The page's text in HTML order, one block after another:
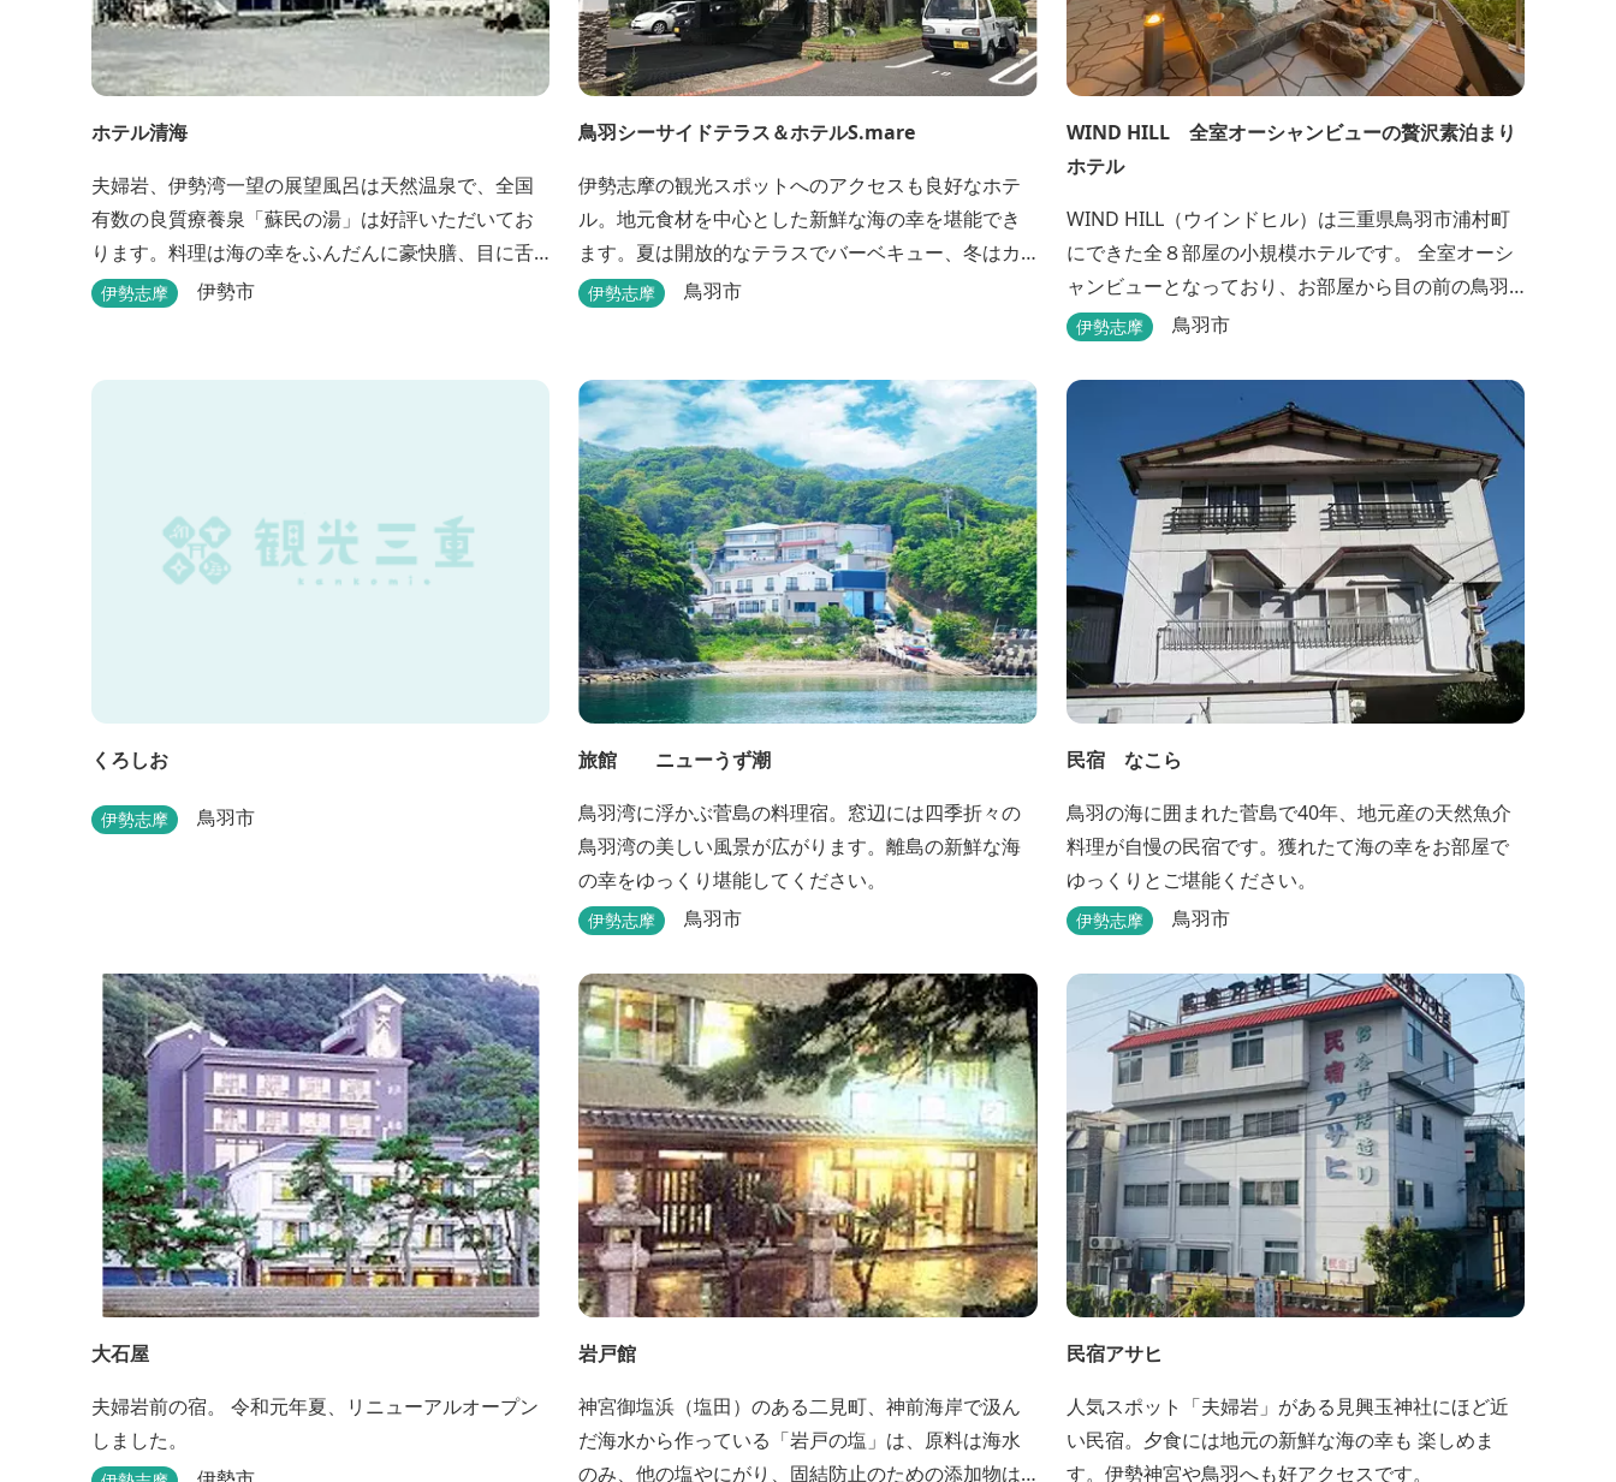
ホテル清海
夫婦岩、伊勢湾一望の展望風呂は天然温泉で、全国
有数の良質療養泉「蘇民の湯」は好評いただいてお
ります。料理は海の幸をふんだんに豪快膳、目に舌
に語りかけます。 平成１６年９月に露天風呂がオー
伊勢志摩 伊勢市
鳥羽シーサイドテラス＆ホテルS.mare
伊勢志摩の観光スポットへのアクセスも良好なホテ
ル。地元食材を中心とした新鮮な海の幸を堪能でき
ます。夏は開放的なテラスでバーベキュー、冬はカ
キの食べ放題を楽しめます。
伊勢志摩 鳥羽市
WIND HILL 全室オーシャンビューの贅沢素泊まり
ホテル
WIND HILL（ウインドヒル）は三重県鳥羽市浦村町
にできた全８部屋の小規模ホテルです。 全室オーシ
ャンビューとなっており、お部屋から目の前の鳥羽
湾の穏やかな海を一望できます♪ またセルフチェッ
面でチェックインが可能です。 食事提供や接客サー
ビスがない分、リーズナブルな料金で宿泊が可能な
ため、観光目的の拠点としてぜひご利用ください♪ ...
伊勢志摩 鳥羽市
くろしお
伊勢志摩 鳥羽市
旅館 ニューうず潮
鳥羽湾に浮かぶ菅島の料理宿。窓辺には四季折々の
鳥羽湾の美しい風景が広がります。離島の新鮮な海
の幸をゆっくり堪能してください。
伊勢志摩 鳥羽市
民宿 なこら
鳥羽の海に囲まれた菅島で40年、地元産の天然魚介
料理が自慢の民宿です。獲れたて海の幸をお部屋で
ゆっくりとご堪能ください。
伊勢志摩 鳥羽市
大石屋
夫婦岩前の宿。 令和元年夏、リニューアルオープン
しました。
岩戸館
神宮御塩浜（塩田）のある二見町、神前海岸で汲ん
だ海水から作っている「岩戸の塩」は、原料は海水
のみ、他の塩やにがり、固結防止のための添加物は
民宿アサヒ
人気スポット「夫婦岩」がある見興玉神社にほど近
い民宿。夕食には地元の新鮮な海の幸も 楽しめま
す。伊勢神宮や鳥羽へも好アクセスです。